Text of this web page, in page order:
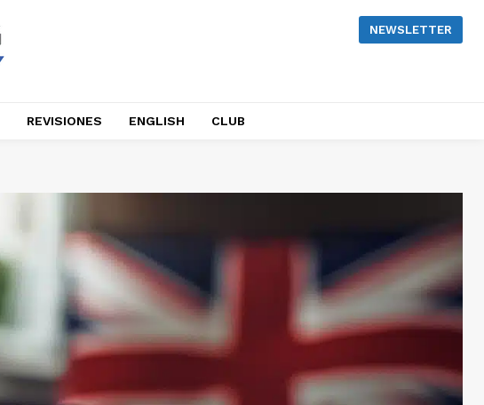
NEWSLETTER
REVISIONES ENGLISH CLUB